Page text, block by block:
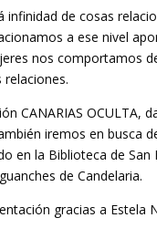
infinidad de cosas
a ese nivel
nos comportamos
CANARIAS OCULTA,
iremos en busca
en la Biblioteca de
de Candelaria.
gracias a Estela